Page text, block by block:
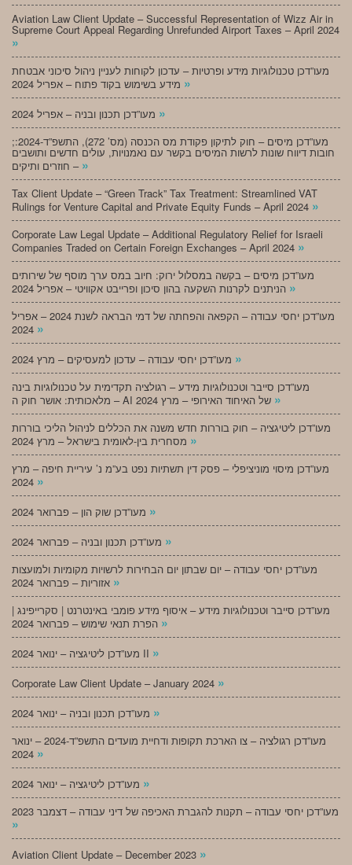
Aviation Law Client Update – Successful Representation of Wizz Air in
Supreme Court Appeal Regarding Unrefunded Airport Taxes – April 2024
»
מעו”דכן טכנולוגיות מידע ופרטיות – עדכון לקוחות לעניין ניהול סיכוני אבטחת
»
»
;מעו”דכן מיסים – חוק לתיקון פקודת מס הכנסה (מס’ 272), התשפ”ד-2024:
חובות דיווח שונות לרשות המיסים בקשר עם נאמנויות, עולים חדשים ותושבים
חוזרים ותיקים – »
Tax Client Update – “Green Track” Tax Treatment: Streamlined VAT
Rulings for Venture Capital and Private Equity Funds – April 2024 »
Corporate Law Legal Update – Additional Regulatory Relief for Israeli
Companies Traded on Certain Foreign Exchanges – April 2024 »
מעו”דכן מיסים – בקשה במסלול ירוק: חיוב במס ערך מוסף של שירותים
»
מעו”דכן יחסי עבודה – הקפאה והפחתה של דמי הבראה לשנת 2024 – אפריל
»
»
מעו”דכן סייבר וטכנולוגיות מידע – רגולציה תקדימית על טכנולוגיות בינה
»
מעו”דכן ליטיגציה – חוק בוררות חדש משנה את הכללים לניהול הליכי בוררות
»
מעו”דכן מיסוי מוניציפלי – פסק דין תשתיות נפט בע”מ נ’ עיריית חיפה – מרץ
»
»
»
מעו”דכן יחסי עבודה – יום שבתון יום הבחירות לרשויות מקומיות ולמועצות
»
מעו”דכן סייבר וטכנולוגיות מידע – איסוף מידע פומבי באינטרנט | סקרייפינג |
»
מעו”דכן ליטיגציה – ינואר 2024 II »
Corporate Law Client Update – January 2024 »
»
מעו”דכן רגולציה – צו הארכת תקופות ודחיית מועדים התשפ”ד-2024 – ינואר
»
»
מעו”דכן יחסי עבודה – תקנות להגברת האכיפה של דיני עבודה – דצמבר 2023
»
Aviation Client Update – December 2023 »